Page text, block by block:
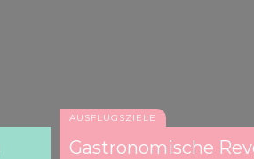
AUSFLUGSZIELE
Gastronomische